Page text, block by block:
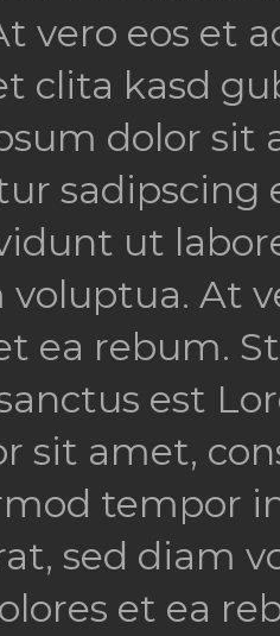
vero eos et
clita kasd
dolor sit
ut
voluptua. At
ea rebum.
est
sit amet,
tempor
sed diam
et ea